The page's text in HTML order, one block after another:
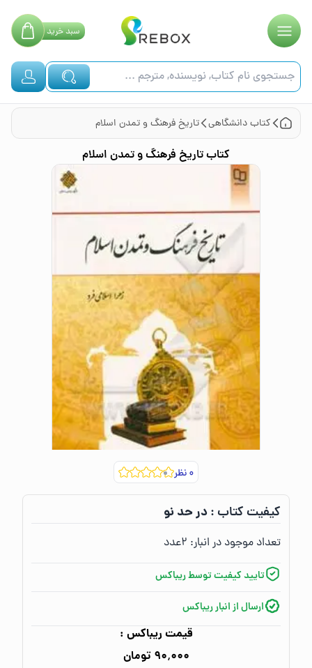
سبدخرید
کتابدانشگاهی تاریخ فرهنگ و تمدن اسلام
کتابتاریخ فرهنگ و تمدن اسلام
۰نظر
کیفیت کتاب :‌در حد نو
تعداد موجود در انبار:‌ ۲عدد
تایید کیفیت توسط ریباکس
ارسال از انبار ریباکس
قیمت ریباکس :
۹۰٬۰۰۰ تومان